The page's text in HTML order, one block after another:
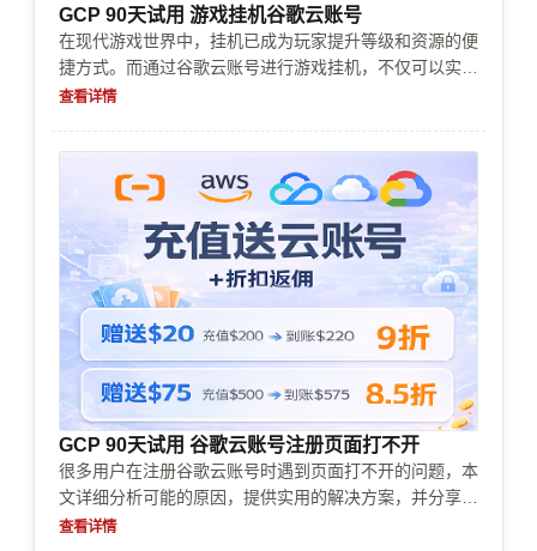
GCP 90天试用 游戏挂机谷歌云账号
在现代游戏世界中，挂机已成为玩家提升等级和资源的便
捷方式。而通过谷歌云账号进行游戏挂机，不仅可以实现
自动化操作，还能节省本地资源。本文将详细介绍如何利
查看详情
GCP 90天试用 谷歌云账号注册页面打不开
很多用户在注册谷歌云账号时遇到页面打不开的问题，本
文详细分析可能的原因，提供实用的解决方案，并分享一
些避免类似问题的技巧，帮助你顺利开启云端之旅。
查看详情